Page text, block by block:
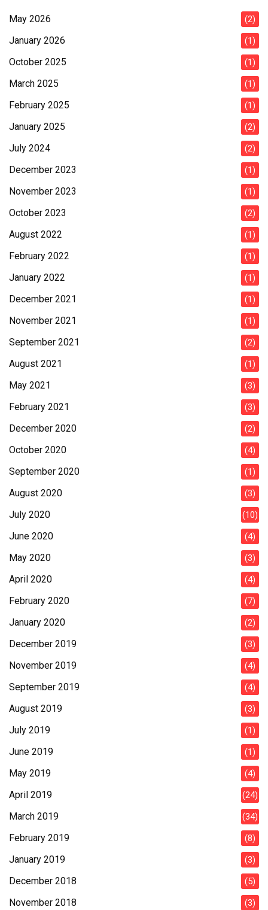
May 2026 (2)
January 2026 (1)
October 2025 (1)
March 2025 (1)
February 2025 (1)
January 2025 (2)
July 2024 (2)
December 2023 (1)
November 2023 (1)
October 2023 (2)
August 2022 (1)
February 2022 (1)
January 2022 (1)
December 2021 (1)
November 2021 (1)
September 2021 (2)
August 2021 (1)
May 2021 (3)
February 2021 (3)
December 2020 (2)
October 2020 (4)
September 2020 (1)
August 2020 (3)
July 2020 (10)
June 2020 (4)
May 2020 (3)
April 2020 (4)
February 2020 (7)
January 2020 (2)
December 2019 (3)
November 2019 (4)
September 2019 (4)
August 2019 (3)
July 2019 (1)
June 2019 (1)
May 2019 (4)
April 2019 (24)
March 2019 (34)
February 2019 (8)
January 2019 (3)
December 2018 (5)
November 2018 (3)